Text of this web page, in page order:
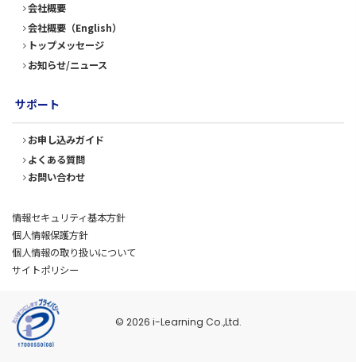
会社概要
会社概要（English）
トップメッセージ
お知らせ/ニュース
サポート
お申し込みガイド
よくある質問
お問い合わせ
情報セキュリティ基本方針
個人情報保護方針
個人情報の取り扱いについて
サイトポリシー
© 2026 i-Learning Co.,Ltd.